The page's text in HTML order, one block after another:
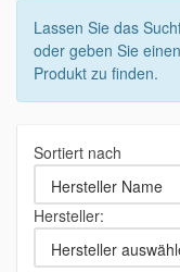
Lassen Sie das
oder geben Sie
Produkt zu finden.
Sortiert nach
Hersteller: